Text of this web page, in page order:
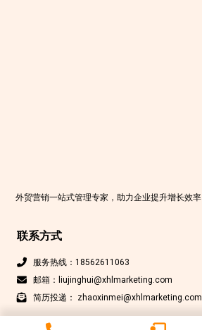
外贸营销一站式管理专家，助力企业提升增长效率
联系方式
服务热线：18562611063
邮箱：liujinghui@xhlmarketing.com
简历投递： zhaoxinmei@xhlmarketing.com